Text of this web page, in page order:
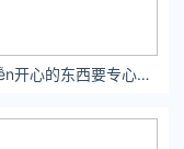
Nguyễn开心的东西要专心记起。